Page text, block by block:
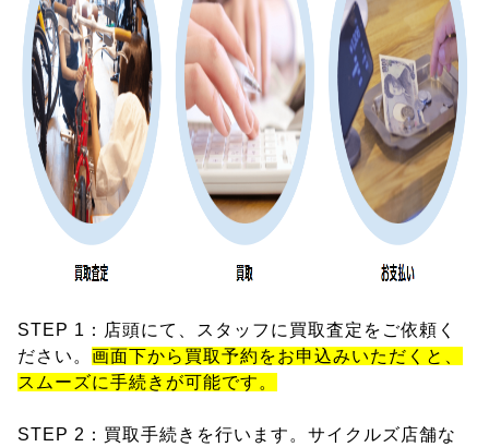
STEP 1：店頭にて、スタッフに買取査定をご依頼く
ださい。 画面下から買取予約をお申込みいただくと、
スムーズに手続きが可能です。
STEP 2：買取手続きを行います。サイクルズ店舗な